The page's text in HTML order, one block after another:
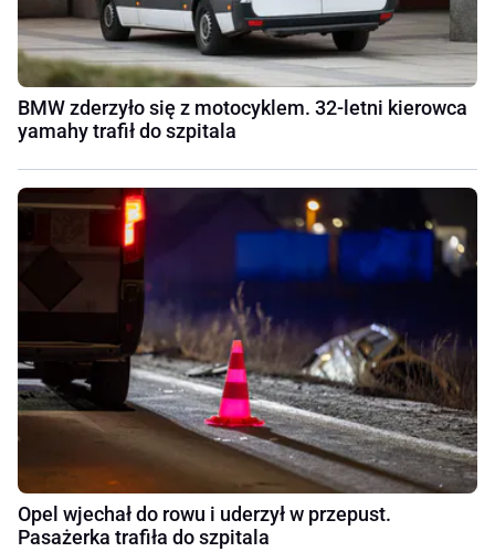
BMW zderzyło się z motocyklem. 32-letni kierowca
yamahy trafił do szpitala
Opel wjechał do rowu i uderzył w przepust.
Pasażerka trafiła do szpitala